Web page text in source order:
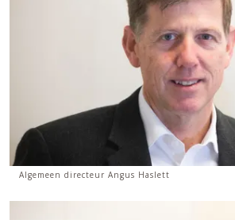
Algemeen directeur Angus Haslett